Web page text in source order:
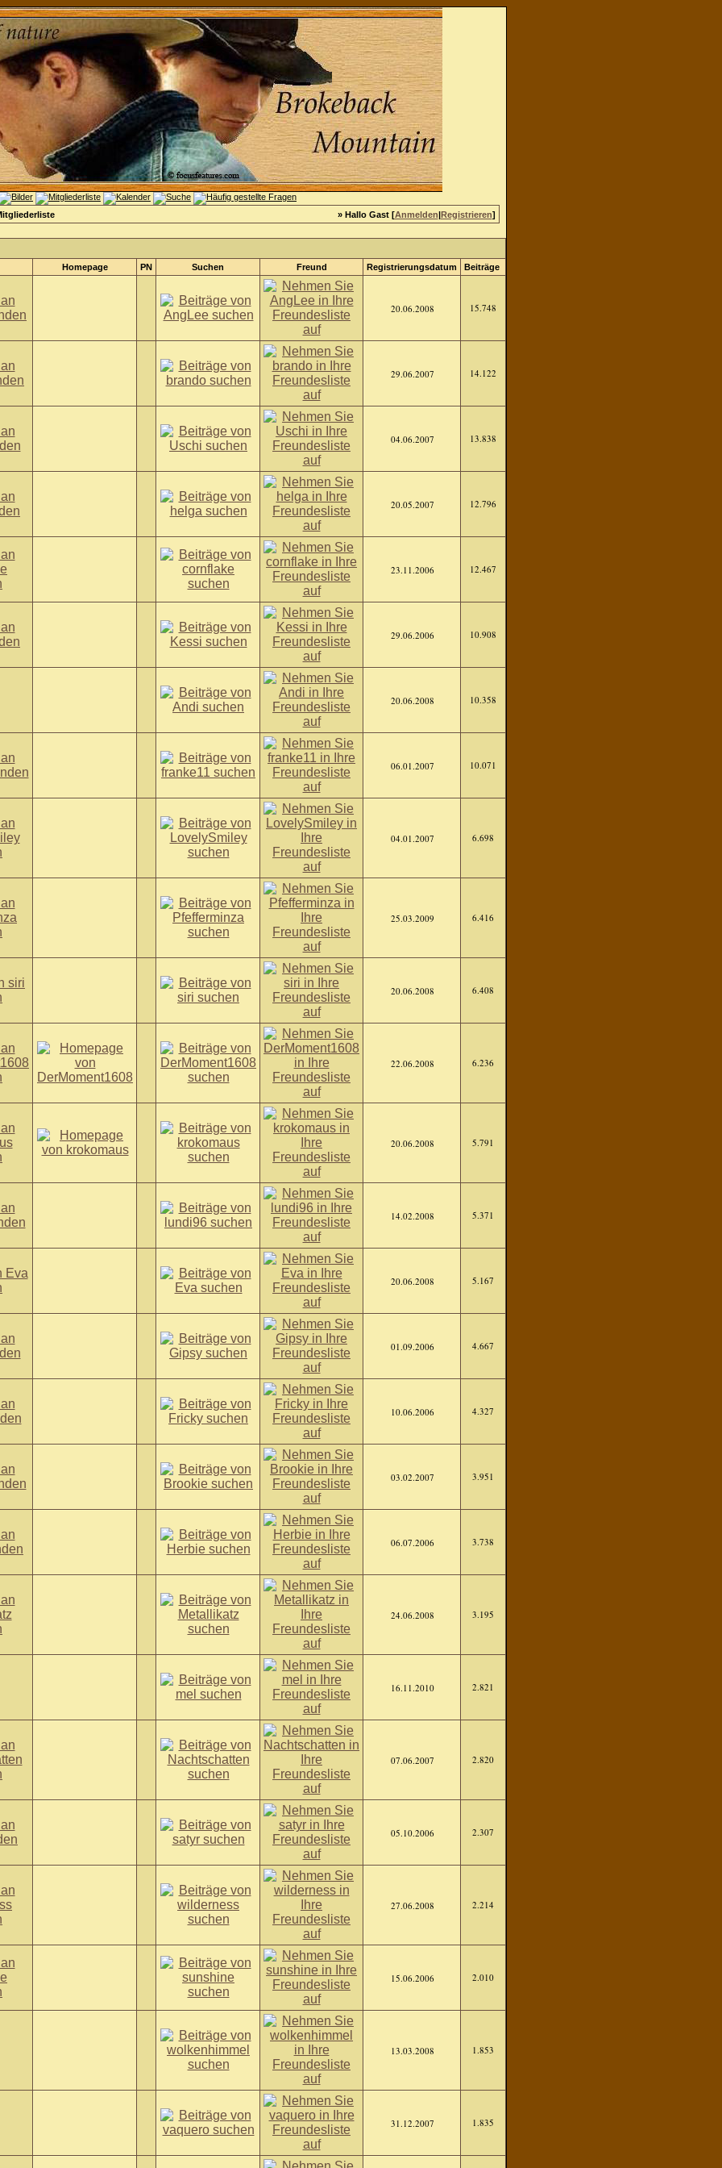
» Hallo Gast [Anmelden|Registrieren]
Homepage PN Suchen Freund Registrierungsdatum Beiträge
20.06.2008 15.748
29.06.2007 14.122
04.06.2007 13.838
20.05.2007 12.796
23.11.2006 12.467
29.06.2006 10.908
20.06.2008 10.358
06.01.2007 10.071
04.01.2007 6.698
25.03.2009 6.416
20.06.2008 6.408
22.06.2008 6.236
20.06.2008 5.791
14.02.2008 5.371
20.06.2008 5.167
01.09.2006 4.667
10.06.2006 4.327
03.02.2007 3.951
06.07.2006 3.738
24.06.2008 3.195
16.11.2010 2.821
07.06.2007 2.820
05.10.2006 2.307
27.06.2008 2.214
15.06.2006 2.010
13.03.2008 1.853
31.12.2007 1.835